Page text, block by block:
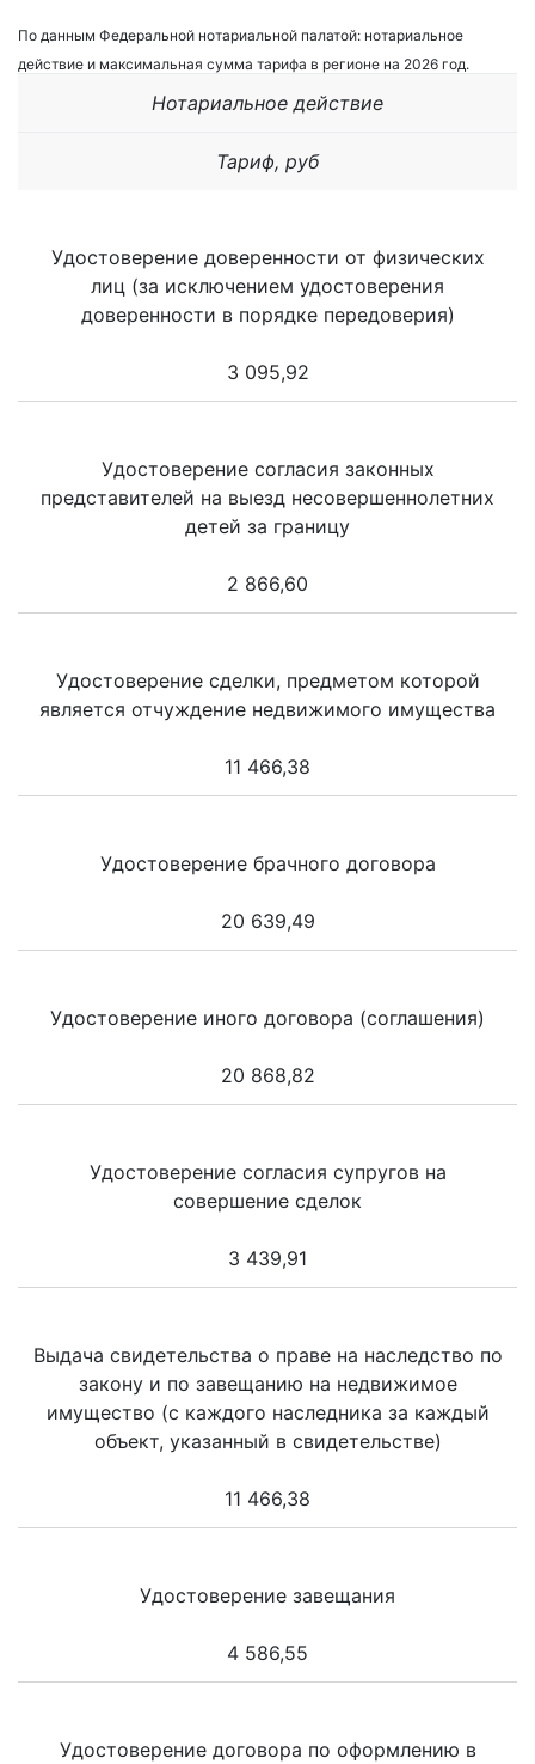
По данным Федеральной нотариальной палатой: нотариальное
действие и максимальная сумма тарифа в регионе на 2026 год.
Нотариальное действие
Тариф, руб
Удостоверение доверенности от физических
лиц (за исключением удостоверения
доверенности в порядке передоверия)
3 095,92
Удостоверение согласия законных
представителей на выезд несовершеннолетних
детей за границу
2 866,60
Удостоверение сделки, предметом которой
является отчуждение недвижимого имущества
11 466,38
Удостоверение брачного договора
20 639,49
Удостоверение иного договора (соглашения)
20 868,82
Удостоверение согласия супругов на
совершение сделок
3 439,91
Выдача свидетельства о праве на наследство по
закону и по завещанию на недвижимое
имущество (с каждого наследника за каждый
объект, указанный в свидетельстве)
11 466,38
Удостоверение завещания
4 586,55
Удостоверение договора по оформлению в